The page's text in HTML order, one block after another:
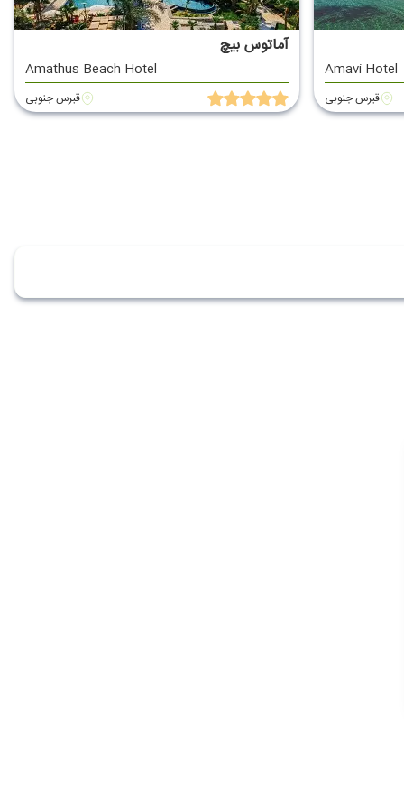
Amavi Hotel
قبرس جنوبی
آماتوس بیچ
Amathus Beach Hotel
قبرس جنوبی